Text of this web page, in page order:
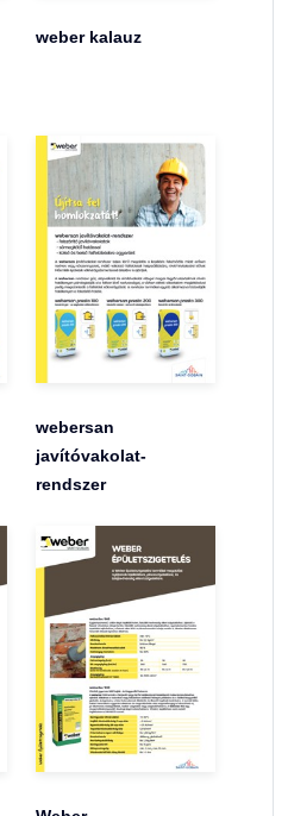
weber kalauz
webersan
javítóvakolat-
rendszer